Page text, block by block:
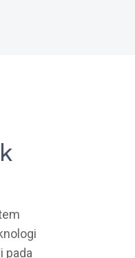
pada